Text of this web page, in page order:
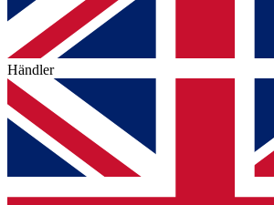
Händler